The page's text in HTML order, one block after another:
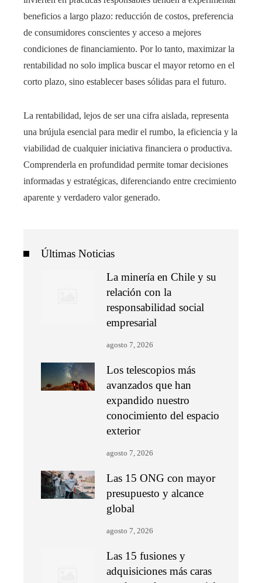
beneficios a largo plazo: reducción de costos, preferencia
de consumidores conscientes y acceso a mejores
condiciones de financiamiento. Por lo tanto, maximizar la
rentabilidad no solo implica buscar el mayor retorno en el
corto plazo, sino establecer bases sólidas para el futuro.
La rentabilidad, lejos de ser una cifra aislada, representa
una brújula esencial para medir el rumbo, la eficiencia y la
viabilidad de cualquier iniciativa financiera o productiva.
Comprenderla en profundidad permite tomar decisiones
informadas y estratégicas, diferenciando entre crecimiento
aparente y verdadero valor generado.
Últimas Noticias
La minería en Chile y su
relación con la
responsabilidad social
empresarial
agosto 7, 2026
Los telescopios más
avanzados que han
expandido nuestro
conocimiento del espacio
exterior
agosto 7, 2026
Las 15 ONG con mayor
presupuesto y alcance
global
agosto 7, 2026
Las 15 fusiones y
adquisiciones más caras